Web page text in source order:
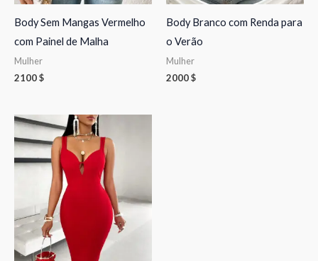
Body Sem Mangas Vermelho
com Painel de Malha
Mulher
2100$
Body Branco com Renda para
o Verão
Mulher
2000$